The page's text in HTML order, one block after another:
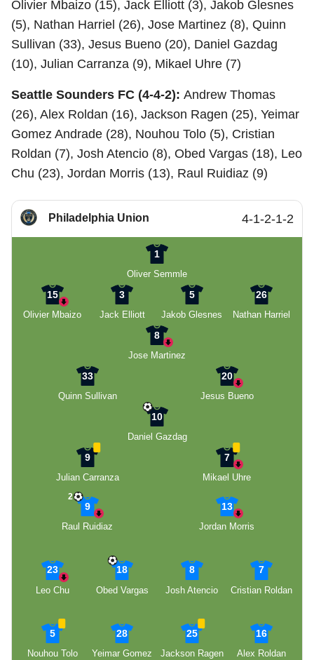
Olivier Mbaizo (15), Jack Elliott (3), Jakob Glesnes
(5), Nathan Harriel (26), Jose Martinez (8), Quinn
Sullivan (33), Jesus Bueno (20), Daniel Gazdag
(10), Julian Carranza (9), Mikael Uhre (7)
Seattle Sounders FC (4-4-2): Andrew Thomas
(26), Alex Roldan (16), Jackson Ragen (25), Yeimar
Gomez Andrade (28), Nouhou Tolo (5), Cristian
Roldan (7), Josh Atencio (8), Obed Vargas (18), Leo
Chu (23), Jordan Morris (13), Raul Ruidiaz (9)
Philadelphia Union 4-1-2-1-2
1
Oliver Semmle
15
Olivier Mbaizo
3
Jack Elliott
5
Jakob Glesnes
26
Nathan Harriel
8
Jose Martinez
33
Quinn Sullivan
20
Jesus Bueno
10
Daniel Gazdag
9
Julian Carranza
7
Mikael Uhre
9
2
Raul Ruidiaz
13
Jordan Morris
23
Leo Chu
18
Obed Vargas
8
Josh Atencio
7
Cristian Roldan
5
Nouhou Tolo
28
Yeimar Gomez
25
Jackson Ragen
16
Alex Roldan